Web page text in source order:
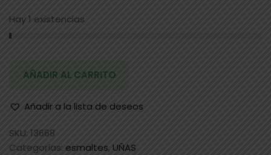
Hay 1 existencias
AÑADIR AL CARRITO
Añadir a la lista de deseos
SKU: 13668
Categorías: esmaltes, UÑAS